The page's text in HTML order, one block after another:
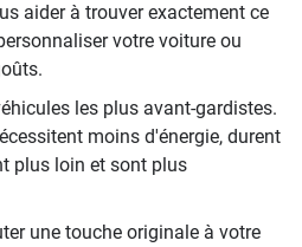
aider à trouver exactement ce
votre voiture ou
les plus avant-gardistes.
moins d'énergie, durent
plus loin et sont plus
une touche originale à votre